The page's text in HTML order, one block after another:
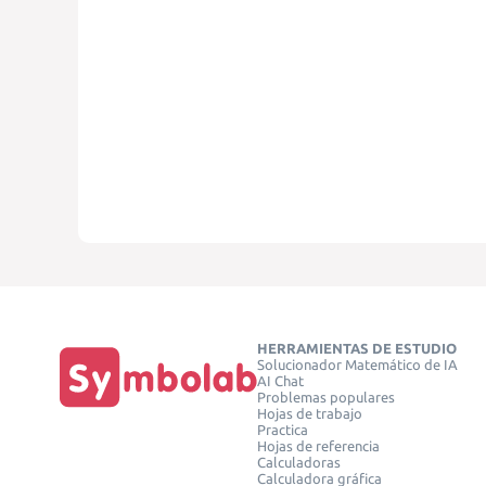
HERRAMIENTAS DE ESTUDIO
Solucionador Matemático de IA
AI Chat
Problemas populares
Hojas de trabajo
Practica
Hojas de referencia
Calculadoras
Calculadora gráfica